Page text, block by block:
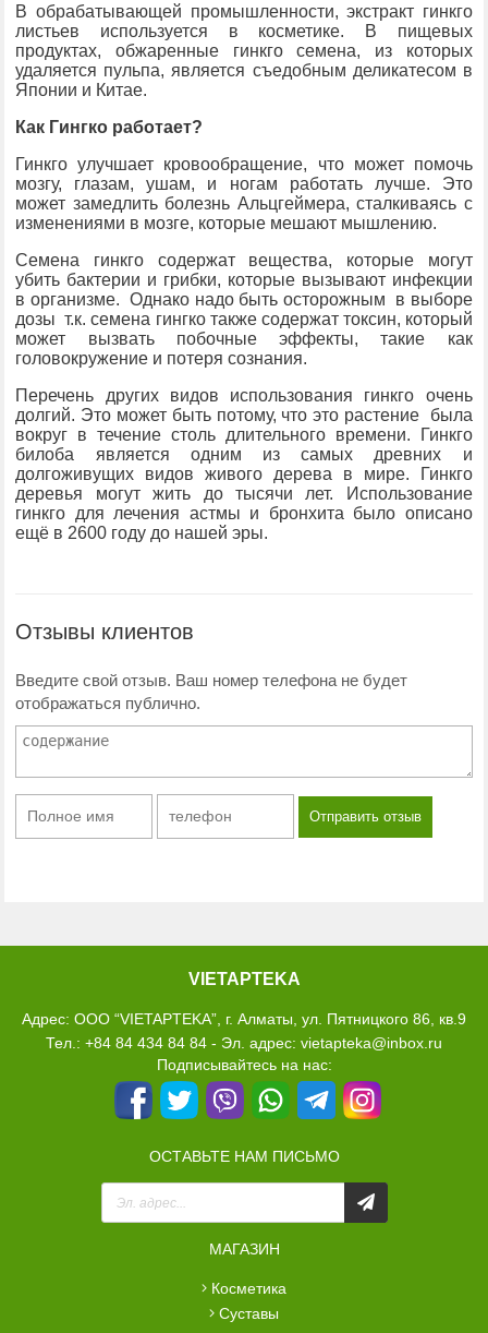
В обрабатывающей промышленности, экстракт гинкго
листьев используется в косметике. В пищевых
продуктах, обжаренные гинкго семена, из которых
удаляется пульпа, является съедобным деликатесом в
Японии и Китае.
Как Гингко работает?
Гинкго улучшает кровообращение, что может помочь
мозгу, глазам, ушам, и ногам работать лучше. Это
может замедлить болезнь Альцгеймера, сталкиваясь с
изменениями в мозге, которые мешают мышлению.
Семена гинкго содержат вещества, которые могут
убить бактерии и грибки, которые вызывают инфекции
в организме. Однако надо быть осторожным в выборе
дозы т.к. семена гингко также содержат токсин, который
может вызвать побочные эффекты, такие как
головокружение и потеря сознания.
Перечень других видов использования гинкго очень
долгий. Это может быть потому, что это растение была
вокруг в течение столь длительного времени. Гинкго
билоба является одним из самых древних и
долгоживущих видов живого дерева в мире. Гинкго
деревья могут жить до тысячи лет. Использование
гинкго для лечения астмы и бронхита было описано
ещё в 2600 году до нашей эры.
Отзывы клиентов
Введите свой отзыв. Ваш номер телефона не будет
отображаться публично.
VIETAPTEKA
Адрес: ООО “VIETAPTEKA”, г. Алматы, ул. Пятницкого 86, кв.9
Тел.: +84 84 434 84 84 - Эл. адрес: vietapteka@inbox.ru
Подписывайтесь на нас:
ОСТАВЬТЕ НАМ ПИСЬМО
МАГАЗИН
косметика
суставы